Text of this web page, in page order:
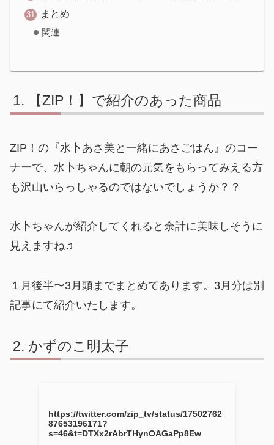
まとめ
関連
【ZIP！】で紹介のあった商品
ZIP！の『水卜あさ美と一緒にあさごはん』のコー
ナーで、水卜ちゃんに朝の元気をもらってみえる方
も沢山いらっしゃるのではないでしょうか？？
水卜ちゃんが紹介してくれると余計に美味しそうに
見えますね♫
１月後半〜3月頭までまとめてあります。3月分は別
記事にて紹介いたします。
かずのこ明太子
https://twitter.com/zip_tv/status/17502762
87653196171?
s=46&t=DTXx2rAbrTHynOAGaPp8Ew